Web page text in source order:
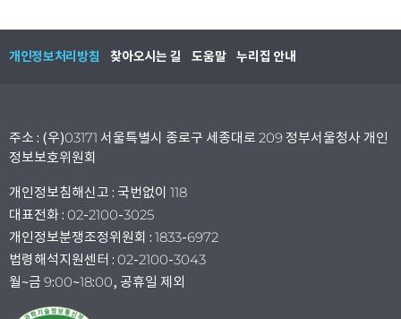
개인정보처리방침 찾아오시는 길 도움말 누리집 안내
주소 : (우)03171 서울특별시 종로구 세종대로 209 정부서울청사 개인
정보보호위원회
개인정보침해신고 : 국번없이 118
대표전화 : 02-2100-3025
개인정보분쟁조정위원회 : 1833-6972
법령해석지원센터 : 02-2100-3043
월~금 9:00~18:00, 공휴일 제외